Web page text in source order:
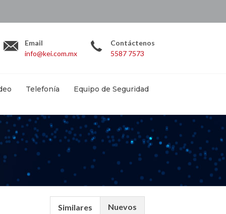
Email
info@kei.com.mx
Contáctenos
5587 7573
Telefonía Equipo de Seguridad
Similares Nuevos